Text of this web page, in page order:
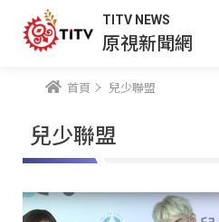
TITV NEWS
原視新聞網
首頁 兒少聯盟
兒少聯盟